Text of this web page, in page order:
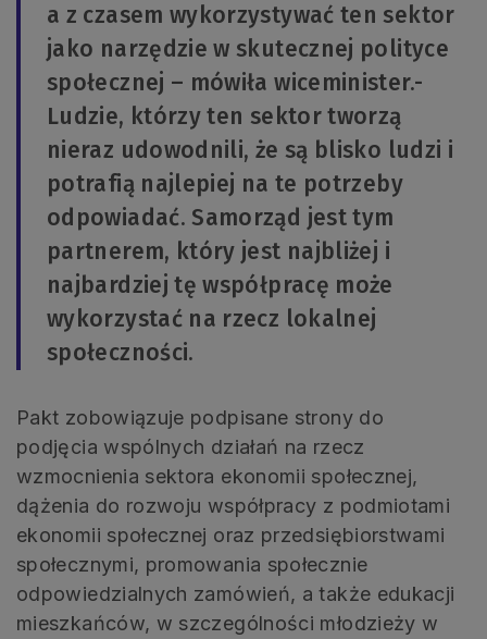
a z czasem wykorzystywać ten sektor
jako narzędzie w skutecznej polityce
społecznej – mówiła wiceminister.-
Ludzie, którzy ten sektor tworzą
nieraz udowodnili, że są blisko ludzi i
potrafią najlepiej na te potrzeby
odpowiadać. Samorząd jest tym
partnerem, który jest najbliżej i
najbardziej tę współpracę może
wykorzystać na rzecz lokalnej
społeczności.
Pakt zobowiązuje podpisane strony do
podjęcia wspólnych działań na rzecz
wzmocnienia sektora ekonomii społecznej,
dążenia do rozwoju współpracy z podmiotami
ekonomii społecznej oraz przedsiębiorstwami
społecznymi, promowania społecznie
odpowiedzialnych zamówień, a także edukacji
mieszkańców, w szczególności młodzieży w